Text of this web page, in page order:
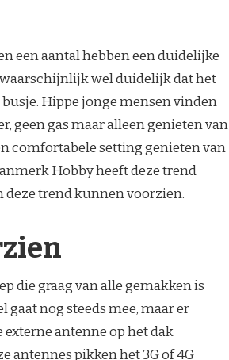
een aantal hebben een duidelijke
wel duidelijk dat het
Hippe jonge mensen vinden
geen gas maar alleen genieten van
comfortabele setting genieten van
Hobby heeft deze trend
deze trend kunnen voorzien.
die graag van alle gemakken is
nog steeds mee, maar er
antenne op het dak
antennes pikken het 3G of 4G